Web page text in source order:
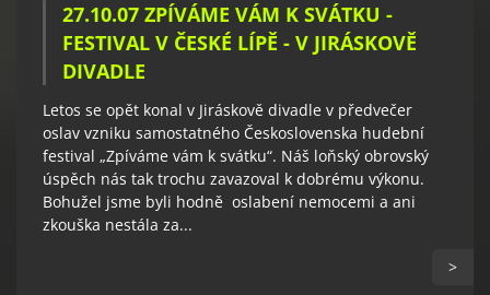
27.10.07 ZPÍVÁME VÁM K SVÁTKU -
FESTIVAL V ČESKÉ LÍPĚ - V JIRÁSKOVĚ
DIVADLE
Letos se opět konal v Jiráskově divadle v předvečer
oslav vzniku samostatného Československa hudební
festival „Zpíváme vám k svátku“. Náš loňský obrovský
úspěch nás tak trochu zavazoval k dobrému výkonu.
Bohužel jsme byli hodně oslabení nemocemi a ani
zkouška nestála za...
>